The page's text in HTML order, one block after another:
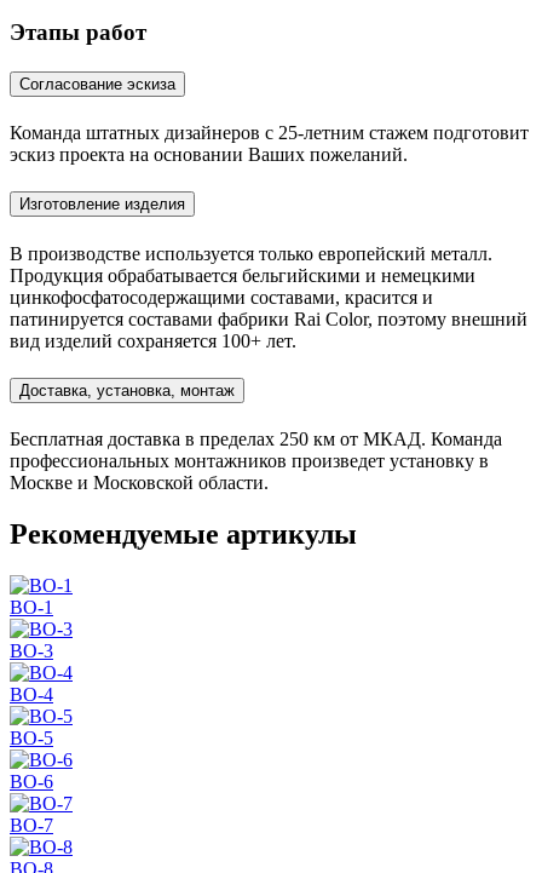
Этапы работ
Согласование эскиза
Команда штатных дизайнеров с 25-летним стажем подготовит
эскиз проекта на основании Ваших пожеланий.
Изготовление изделия
В производстве используется только европейский металл.
Продукция обрабатывается бельгийскими и немецкими
цинкофосфатосодержащими составами, красится и
патинируется составами фабрики Rai Color, поэтому внешний
вид изделий сохраняется 100+ лет.
Доставка, установка, монтаж
Бесплатная доставка в пределах 250 км от МКАД. Команда
профессиональных монтажников произведет установку в
Москве и Московской области.
Рекомендуемые артикулы
BO-1
BO-3
BO-4
BO-5
BO-6
BO-7
BO-8